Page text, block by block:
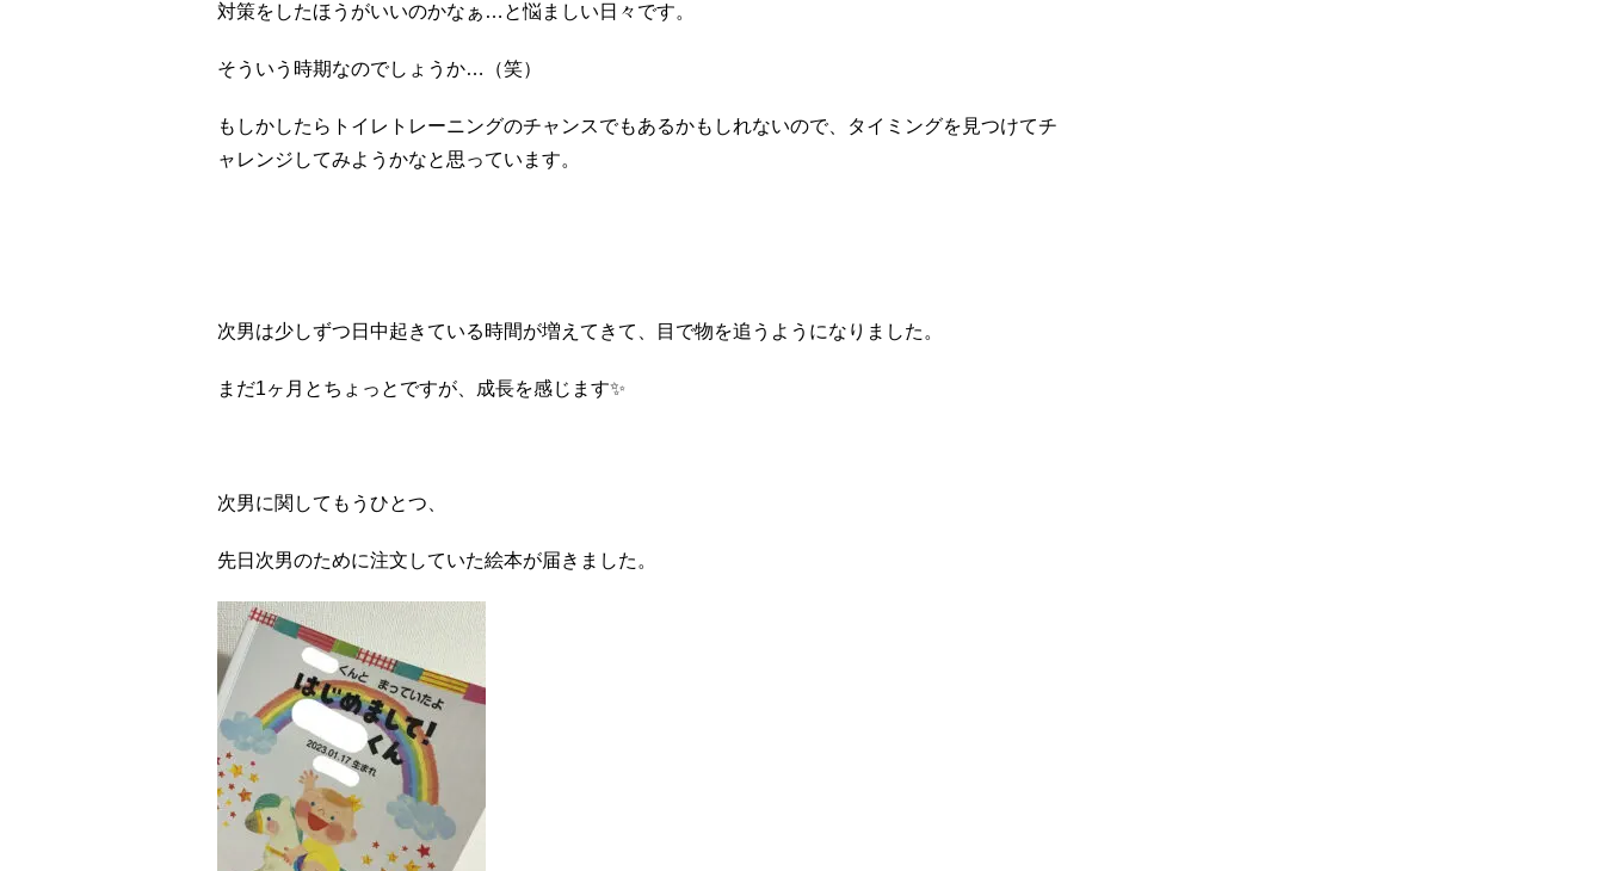
対策をしたほうがいいのかなぁ…と悩ましい日々です。
そういう時期なのでしょうか…（笑）
もしかしたらトイレトレーニングのチャンスでもあるかもしれないので、タイミングを見つけてチ
ャレンジしてみようかなと思っています。
次男は少しずつ日中起きている時間が増えてきて、目で物を追うようになりました。
まだ1ヶ月とちょっとですが、成長を感じます✨
次男に関してもうひとつ、
先日次男のために注文していた絵本が届きました。